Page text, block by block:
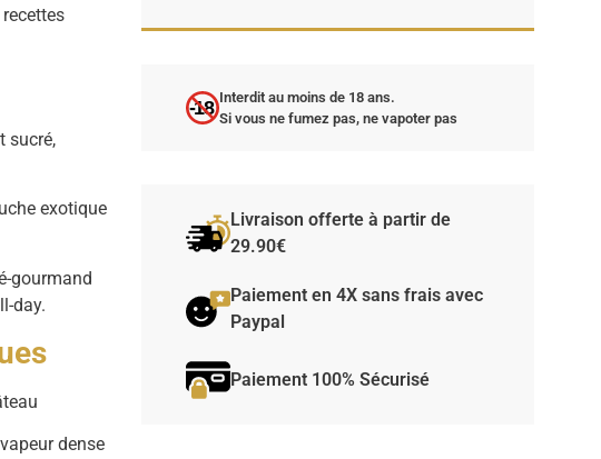
sucré,
exotique
gourmand
day.
dense
-18 Interdit au moins de 18 ans.
Si vous ne fumez pas, ne vapoter pas
Livraison offerte à partir de
29.90€
Paiement en 4X sans frais avec
Paypal
Paiement 100% Sécurisé